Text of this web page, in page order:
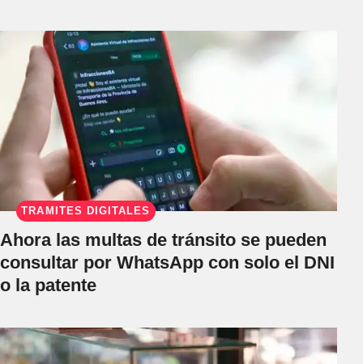
TRÁMITES DIGITALES
Ahora las multas de tránsito se pueden
consultar por WhatsApp con solo el DNI
o la patente